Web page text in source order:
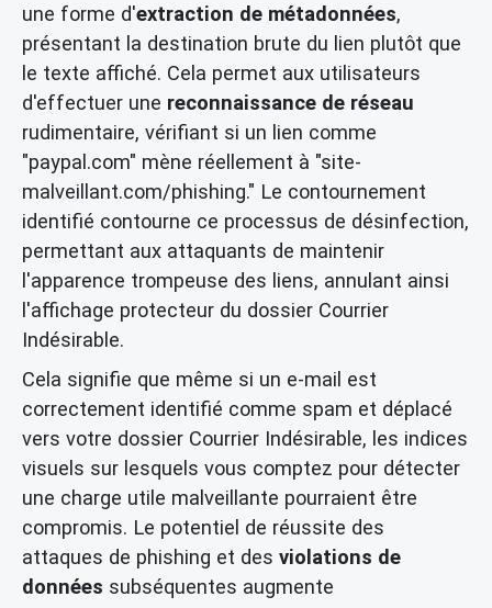
une forme d'extraction de métadonnées,
présentant la destination brute du lien plutôt que
le texte affiché. Cela permet aux utilisateurs
d'effectuer une reconnaissance de réseau
rudimentaire, vérifiant si un lien comme
"paypal.com" mène réellement à "site-
malveillant.com/phishing." Le contournement
identifié contourne ce processus de désinfection,
permettant aux attaquants de maintenir
l'apparence trompeuse des liens, annulant ainsi
l'affichage protecteur du dossier Courrier
Indésirable.
Cela signifie que même si un e-mail est
correctement identifié comme spam et déplacé
vers votre dossier Courrier Indésirable, les indices
visuels sur lesquels vous comptez pour détecter
une charge utile malveillante pourraient être
compromis. Le potentiel de réussite des
attaques de phishing et des violations de
données subséquentes augmente